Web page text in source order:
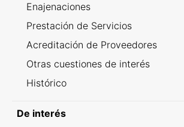
Enajenaciones
Prestación de Servicios
Acreditación de Proveedores
Otras cuestiones de interés
Histórico
De interés